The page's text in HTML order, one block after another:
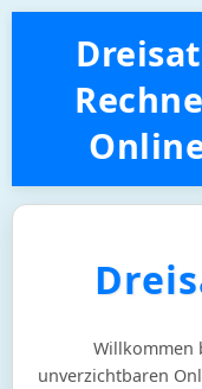
Willkommen
unverzichtbaren